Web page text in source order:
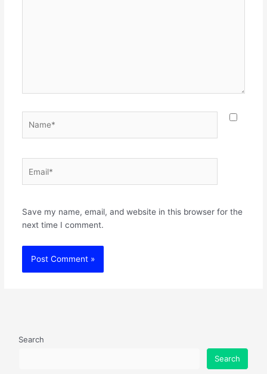
Save my name, email, and website in this browser for the
next time I comment.
Search
Search